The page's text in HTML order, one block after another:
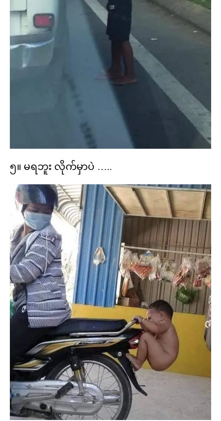
၅။ မရဘူး လိုက်မှာပဲ …..